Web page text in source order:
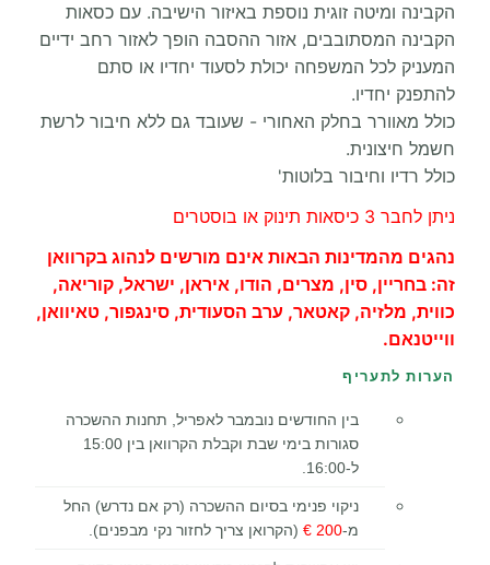
הקבינה ומיטה זוגית נוספת באיזור הישיבה. עם כסאות
הקבינה המסתובבים, אזור ההסבה הופך לאזור רחב ידיים
המעניק לכל המשפחה יכולת לסעוד יחדיו או סתם
להתפנק יחדיו.
כולל מאוורר בחלק האחורי - שעובד גם ללא חיבור לרשת
חשמל חיצונית.
כולל רדיו וחיבור בלוטות'
ניתן לחבר 3 כיסאות תינוק או בוסטרים
נהגים מהמדינות הבאות אינם מורשים לנהוג בקרוואן
זה: בחריין, סין, מצרים, הודו, איראן, ישראל, קוריאה,
כווית, מלזיה, קאטאר, ערב הסעודית, סינגפור, טאיוואן,
ווייטנאם.
הערות לתעריף
בין החודשים נובמבר לאפריל, תחנות ההשכרה
סגורות בימי שבת וקבלת הקרוואן בין 15:00
ל-16:00.
ניקוי פנימי בסיום ההשכרה (רק אם נדרש) החל
מ-200 € (הקרואן צריך לחזור נקי מבפנים).